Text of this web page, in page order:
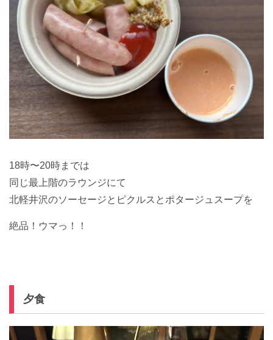
18時〜20時までは
同じ最上階のラウンジにて
北軽井沢のソーセージとピクルスとポタージュスープを
絶品！ウマっ！！
夕食